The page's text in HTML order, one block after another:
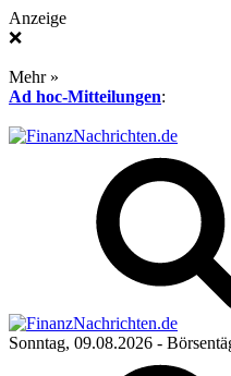
Anzeige
❌
Mehr »
Ad hoc-Mitteilungen:
Sonntag, 09.08.2026 -